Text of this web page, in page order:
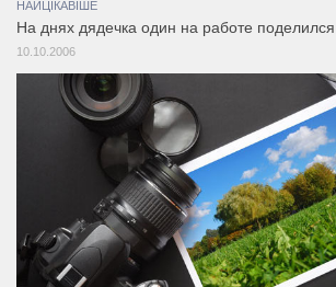
НАЙЦІКАВІШЕ
На днях дядечка один на работе поделился
10.10.2006